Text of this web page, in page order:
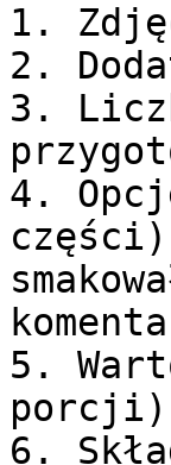
1.
2.
3.
4.
5.
6.